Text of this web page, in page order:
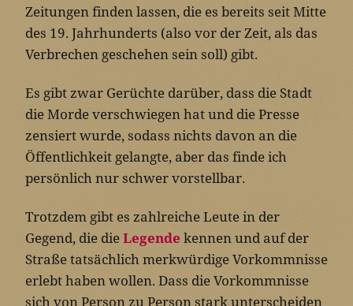
Zeitungen finden lassen, die es bereits seit Mitte
des 19. Jahrhunderts (also vor der Zeit, als das
Verbrechen geschehen sein soll) gibt.
Es gibt zwar Gerüchte darüber, dass die Stadt
die Morde verschwiegen hat und die Presse
zensiert wurde, sodass nichts davon an die
Öffentlichkeit gelangte, aber das finde ich
persönlich nur schwer vorstellbar.
Trotzdem gibt es zahlreiche Leute in der
Gegend, die dieLegende kennen und auf der
Straße tatsächlich merkwürdige Vorkommnisse
erlebt haben wollen. Dass die Vorkommnisse
sich von Person zu Person stark unterscheiden